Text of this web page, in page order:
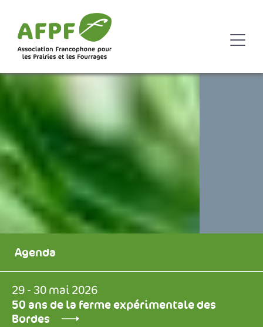
Agenda
29 - 30 mai 2026
50 ans de la ferme expérimentale des
Bordes